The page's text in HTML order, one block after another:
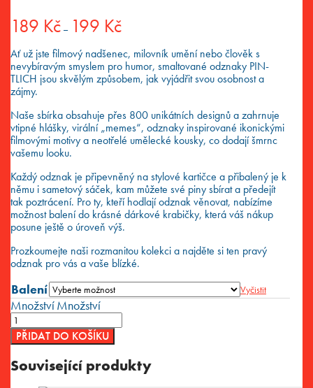
189 Kč – 199 Kčcen:
až
199 Kč
Ať už jste filmový nadšenec, milovník umění nebo člověk s
nevybíravým smyslem pro humor, smaltované odznaky PIN-
TLICH jsou skvělým způsobem, jak vyjádřit svou osobnost a
zájmy.
Naše sbírka obsahuje přes 800 unikátních designů a zahrnuje
vtipné hlášky, virální „memes“, odznaky inspirované ikonickými
filmovými motivy a neotřelé umělecké kousky, co dodají šmrnc
vašemu looku.
Každý odznak je připevněný na stylové kartičce a přibalený je k
němu i sametový sáček, kam můžete své piny sbírat a předejít
tak poztrácení. Pro ty, kteří hodlají odznak věnovat, nabízíme
možnost balení do krásné dárkové krabičky, která váš nákup
posune ještě o úroveň výš.
Prozkoumejte naši rozmanitou kolekci a najděte si ten pravý
odznak pro vás a vaše blízké.
Balení Vyčistit
MnožstvíMnožství
PŘIDAT DO KOŠÍKU
Související produkty